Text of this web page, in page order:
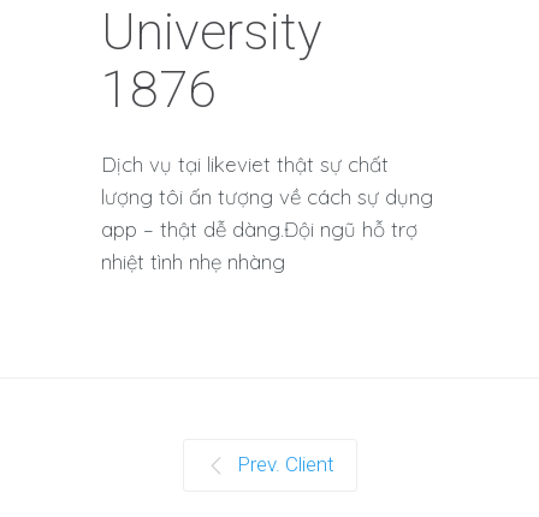
University
1876
Dịch vụ tại likeviet thật sự chất
lượng tôi ấn tượng về cách sự dụng
app – thật dễ dàng.Đội ngũ hỗ trợ
nhiệt tình nhẹ nhàng
Prev. Client